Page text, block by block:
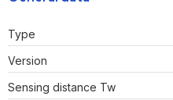
Type
Version
Sensing distance Tw